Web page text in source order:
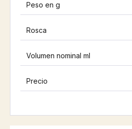
Peso en g
Rosca
Volumen nominal ml
Precio